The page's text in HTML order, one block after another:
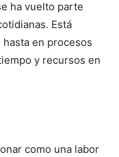
ha vuelto parte
Está
en procesos
y recursos en
como una labor